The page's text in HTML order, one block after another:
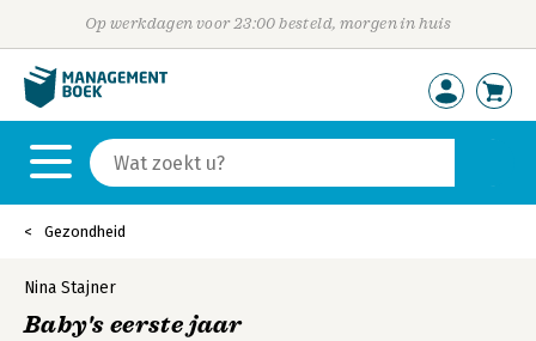
Op werkdagen voor 23:00 besteld, morgen in huis
Gezondheid
Nina Stajner
Baby's eerste jaar